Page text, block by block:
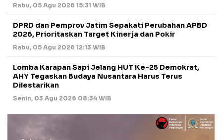
Rabu, 05 Agu 2026 15:31 WIB
DPRD dan Pemprov Jatim Sepakati Perubahan APBD
2026, Prioritaskan Target Kinerja dan Pokir
Rabu, 05 Agu 2026 12:13 WIB
Lomba Karapan Sapi Jelang HUT Ke-25 Demokrat,
AHY Tegaskan Budaya Nusantara Harus Terus
Dilestarikan
Senin, 03 Agu 2026 08:34 WIB